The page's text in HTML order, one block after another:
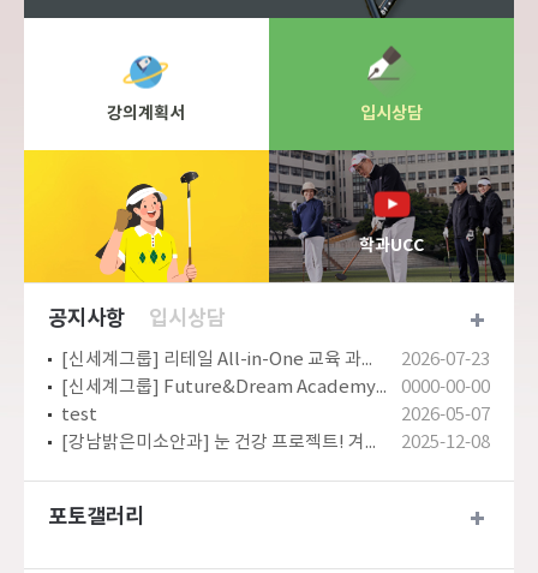
강의계획서 입시상담
학과UCC
공지사항 입시상담
[신세계그룹] 리테일 All-in-One 교육 과정 2기 모집
2026-07-23
[신세계그룹] Future&Dream Academy 모집
0000-00-00
test
2026-05-07
[강남밝은미소안과] 눈 건강 프로젝트! 겨울방학 특가이벤트
2025-12-08
포토갤러리